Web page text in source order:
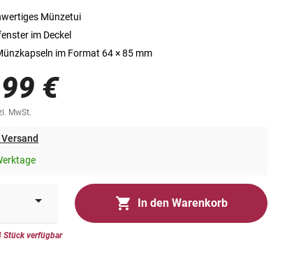
Münzetui
im Deckel
im Format 64 × 85 mm
€
MwSt.
In den Warenkorb
Stück verfügbar